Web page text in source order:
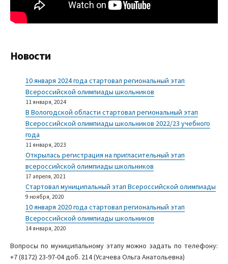
Новости
10 января 2024 года стартовал региональный этап
Всероссийской олимпиады школьников
11 января, 2024
В Вологодской области стартовал региональный этап
Всероссийской олимпиады школьников 2022/23 учебного
года
11 января, 2023
Открылась регистрация на пригласительный этап
всероссийской олимпиады школьников
17 апреля, 2021
Стартовал муниципальный этап Всероссийской олимпиады
9 ноября, 2020
10 января 2020 года стартовал региональный этап
Всероссийской олимпиады школьников
14 января, 2020
Вопросы по муниципальному этапу можно задать по телефону:
+7 (8172) 23-97-04 доб. 214 (Усачева Ольга Анатольевна)